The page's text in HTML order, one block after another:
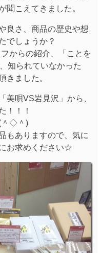
聞こえてきました。
良さ、商品の歴史や想
でしょうか？
からの紹介、「ことを
知られていなかった
きました。
美唄VS岩見沢」から、
！！！
＾◇＾)
もありますので、気に
お求めください☆